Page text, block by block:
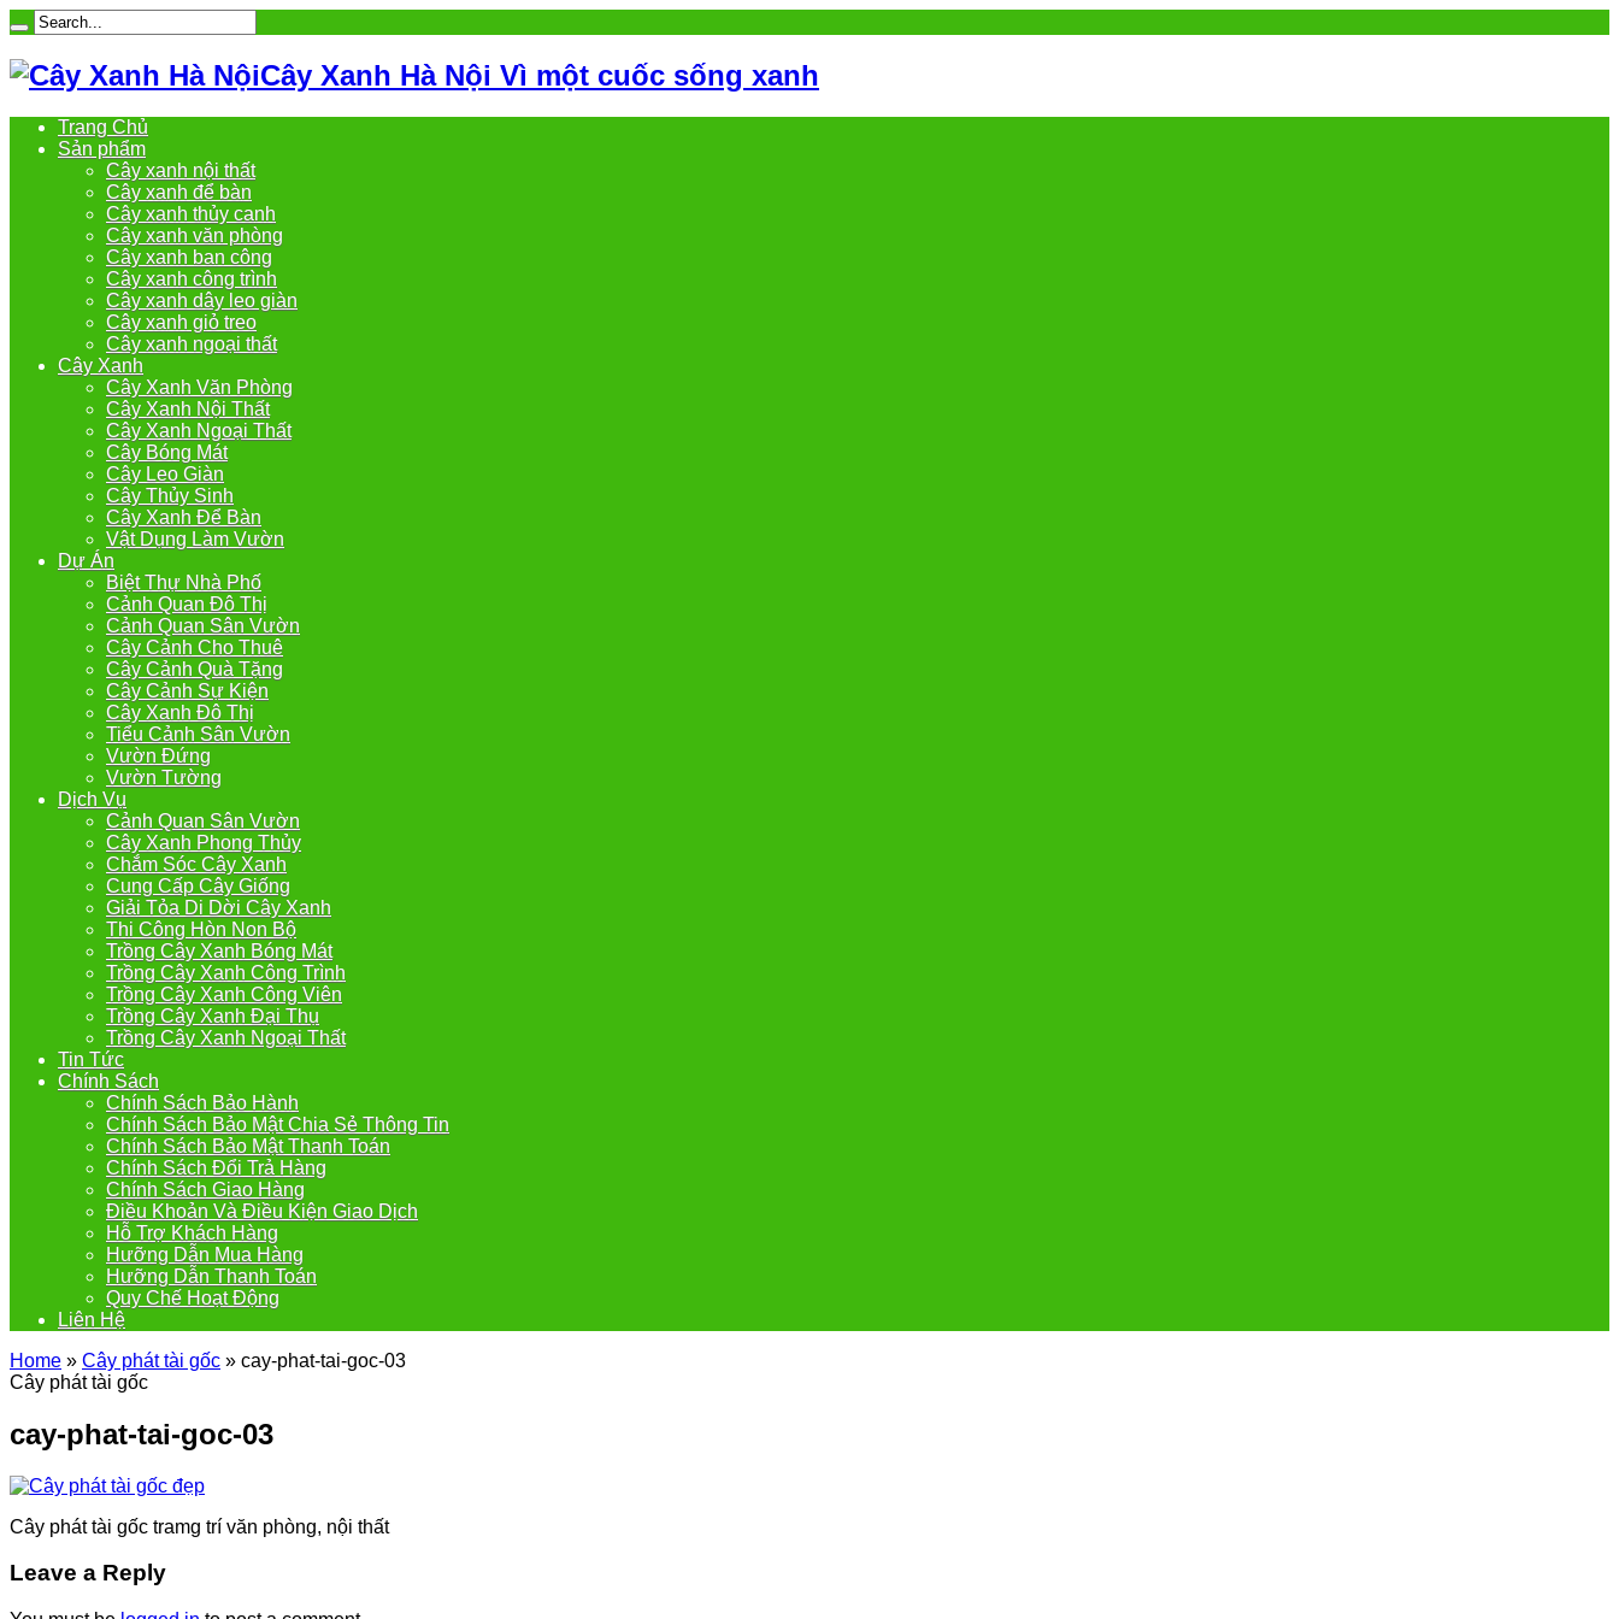
Cây Xanh Hà Nội Vì một cuốc sống xanh
Trang Chủ
Sản phẩm
Cây xanh nội thất
Cây xanh để bàn
Cây xanh thủy canh
Cây xanh văn phòng
Cây xanh ban công
Cây xanh công trình
Cây xanh dây leo giàn
Cây xanh giỏ treo
Cây xanh ngoại thất
Cây Xanh
Cây Xanh Văn Phòng
Cây Xanh Nội Thất
Cây Xanh Ngoại Thất
Cây Bóng Mát
Cây Leo Giàn
Cây Thủy Sinh
Cây Xanh Để Bàn
Vật Dụng Làm Vườn
Dự Án
Biệt Thự Nhà Phố
Cảnh Quan Đô Thị
Cảnh Quan Sân Vườn
Cây Cảnh Cho Thuê
Cây Cảnh Quà Tặng
Cây Cảnh Sự Kiện
Cây Xanh Đô Thị
Tiểu Cảnh Sân Vườn
Vườn Đứng
Vườn Tường
Dịch Vụ
Cảnh Quan Sân Vườn
Cây Xanh Phong Thủy
Chắm Sóc Cây Xanh
Cung Cấp Cây Giống
Giải Tỏa Di Dời Cây Xanh
Thi Công Hòn Non Bộ
Trồng Cây Xanh Bóng Mát
Trồng Cây Xanh Công Trình
Trồng Cây Xanh Công Viên
Trồng Cây Xanh Đại Thụ
Trồng Cây Xanh Ngoại Thất
Tin Tức
Chính Sách
Chính Sách Bảo Hành
Chính Sách Bảo Mật Chia Sẻ Thông Tin
Chính Sách Bảo Mật Thanh Toán
Chính Sách Đổi Trả Hàng
Chính Sách Giao Hàng
Điều Khoản Và Điều Kiện Giao Dịch
Hỗ Trợ Khách Hàng
Hưỡng Dẫn Mua Hàng
Hưỡng Dẫn Thanh Toán
Quy Chế Hoạt Động
Liên Hệ
Home » Cây phát tài gốc » cay-phat-tai-goc-03
Cây phát tài gốc
cay-phat-tai-goc-03
Cây phát tài gốc tramg trí văn phòng, nội thất
Leave a Reply